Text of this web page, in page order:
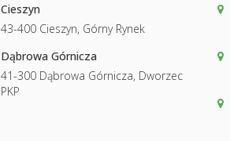
Cieszyn
43-400 Cieszyn, Górny Rynek
Dąbrowa Górnicza
41-300 Dąbrowa Górnicza, Dworzec
PKP